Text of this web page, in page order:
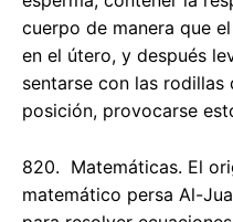
cuerpo de manera que
en el útero, y después
sentarse con las rodillas
posición, provocarse
820. Matemáticas. El
matemático persa Al-